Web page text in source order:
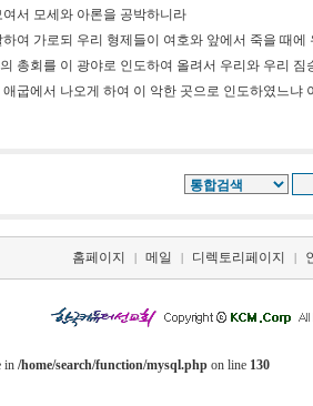
서 모세와 아론을 공박하니라
여 가로되 우리 형제들이 여호와 앞에서 죽을 때
총회를 이 광야로 인도하여 올려서 우리와 우리
굽에서 나오게 하여 이 악한 곳으로 인도하였느
홈페이지 | 메일 | 디렉토리페이지 |
in /home/search/function/mysql.php on line 130